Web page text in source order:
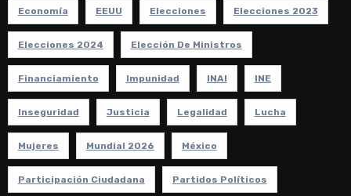
Economía EEUU Elecciones Elecciones 2023
Elecciones 2024 Elección De Ministros
Financiamiento Impunidad INAI INE
Inseguridad Justicia Legalidad Lucha
Mujeres Mundial 2026 México
Participación Ciudadana Partidos Políticos